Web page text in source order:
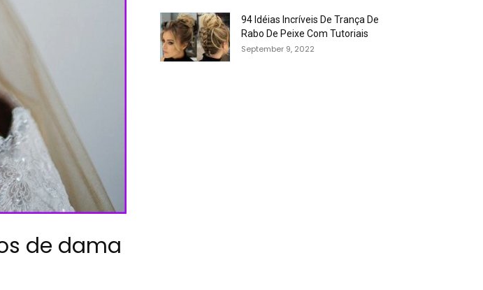
de dama
94 Idéias Incríveis De Trança De
Rabo De Peixe Com Tutoriais
September 9, 2022